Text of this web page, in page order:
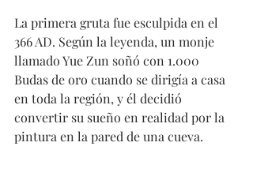
La primera gruta fue esculpida en el
366 AD. Según la leyenda, un monje
llamado Yue Zun soñó con 1.000
Budas de oro cuando se dirigía a casa
en toda la región, y él decidió
convertir su sueño en realidad por la
pintura en la pared de una cueva.